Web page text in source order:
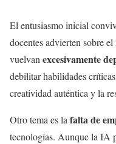
El entusiasmo inicial
docentes advierten sobre
vuelvan excesivamente
debilitar habilidades
creatividad auténtica y la
Otro tema es la falta de
tecnologías. Aunque la IA